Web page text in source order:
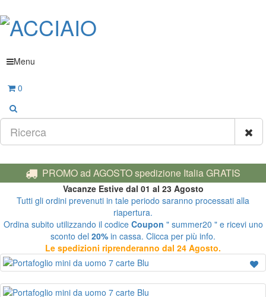
Menu
0
PROMO ad AGOSTO spedizione Italia GRATIS
Vacanze Estive dal 01 al 23 Agosto
Tutti gli ordini prevenuti in tale periodo saranno processati alla
riapertura.
Ordina subito utilizzando il codice Coupon " summer20 " e ricevi uno
sconto del 20% in cassa. Clicca per più info.
Le spedizioni riprenderanno dal 24 Agosto.